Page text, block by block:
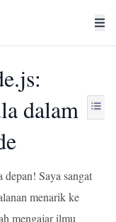
dalam
depan! Saya sangat
menarik ke
mengajar ilmu